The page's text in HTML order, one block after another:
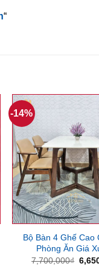
“
-14%
Bộ Bàn 4 Ghế Cao
Phòng Ăn Giá
7,700,000₫ Giá